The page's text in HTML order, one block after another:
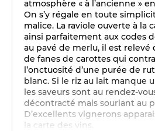
atmosphère « à l’ancienne »
On s’y régale en toute
malice. La raviole ouverte à la
ainsi parfaitement aux codes
au pavé de merlu, il est relevé
de fanes de carottes qui
l’onctuosité d’une purée de
blanc. Si le riz au lait manque
les saveurs sont au rendez-
décontracté mais souriant au
D’excellents vignerons
la carte des vins.